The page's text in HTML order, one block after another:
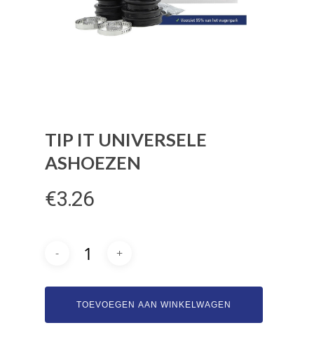
TIP IT UNIVERSELE
ASHOEZEN
€3.26
TOEVOEGEN AAN WINKELWAGEN
Assortiment